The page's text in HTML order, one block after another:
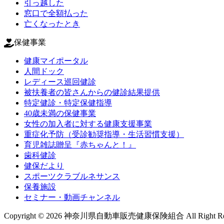
引っ越した
窓口で全額払った
亡くなったとき
保健事業
健康マイポータル
人間ドック
レディース巡回健診
被扶養者の皆さんからの健診結果提供
特定健診・特定保健指導
40歳未満の保健事業
女性の加入者に対する健康支援事業
重症化予防（受診勧奨指導・生活習慣支援）
育児雑誌贈呈『赤ちゃんと！』
歯科健診
健保だより
スポーツクラブルネサンス
保養施設
セミナー・動画チャンネル
Copyright © 2026 神奈川県自動車販売健康保険組合 All Right